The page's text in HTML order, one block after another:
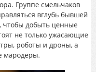
Группе смельчаков
вглубь бывшей
чтобы добыть ценные
не только ужасающие
роботы и дроны, а
мародеры.